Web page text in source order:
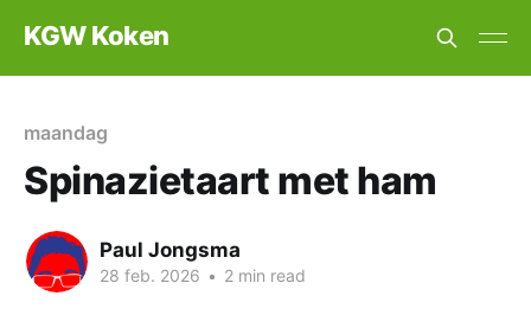
KGW Koken
maandag
Spinazietaart met ham
Paul Jongsma
28 feb. 2026 • 2 min read